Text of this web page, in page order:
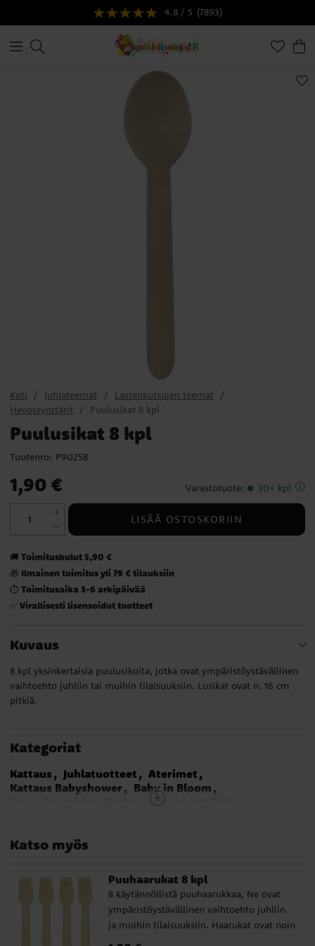
4.8 / 5 (7893)
Koti Juhlateemat
Lastenkutsujen teemat
Hevossynttärit
Puulusikat 8 kpl
Puulusikat 8 kpl
Tuotenro: P90258
Hinta :1,90 €
1,90 € Varastotuote: 30+ kpl
LISÄÄ OSTOSKORIIN
🚚 Toimituskulut 5,90 €
🎁 Ilmainen toimitus yli 79 € tilauksiin
⏱️ Toimitusaika 3-6 arkipäivää
✅ Virallisesti lisensoidut tuotteet
Kuvaus
8 kpl yksinkertaisia puulusikoita, jotka ovat ympäristöystävällinen
vaihtoehto juhliin tai muihin tilaisuuksiin. Lusikat ovat n. 16 cm
pitkiä.
Kategoriat
Kattaus Juhlatuotteet
Aterimet
Kattaus Babyshower
Baby in Bloom
Birthday Bear Synttärit
Jalkapallosynttärit
Mikki Hiiren Synttärit
Merirosvosynttärit
Prinsessat Synttärit
Safari Synttärit
Spiderman Synttärit
Star Wars Synttärit
Super Mario Bros
Paavo Pesusieni Synttärit
Minecraft Synttärit
Ryhmä Hau Synttärit
Poliisi Synttärit
Yksisarvissynttärit
Katso myös
Puuhaarukat 8 kpl
8 käytännöllistä puuhaarukkaa, Ne ovat
ympäristöystävällinen vaihtoehto juhliin
ja muihin tilaisuuksiin. Haarukat ovat noin